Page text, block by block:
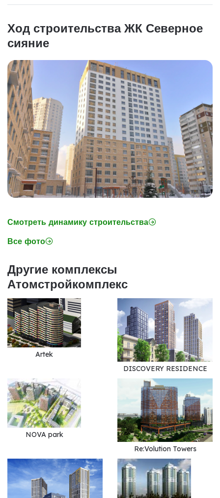
Ход строительства ЖК Северное
сияние
Смотреть динамику строительства
Все фото
Другие комплексы
Атомстройкомплекс
Artek
DISCOVERY RESIDENCE
NOVA park
Re:Volution Towers